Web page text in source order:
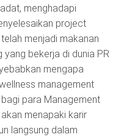
menghadapi
project
menjadi makanan
bekerja di dunia PR
mengapa
management
para Management
menapaki karir
langsung dalam